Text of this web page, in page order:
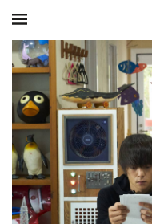
AGENDA FILM MUZIEK
Winkelmandje
Zoek
PLAN JE BEZOEK
Openingstijden & contact
Bereikbaarheid
Kaartverkoop